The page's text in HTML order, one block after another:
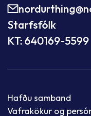
Starfsfólk
KT: 640169-5599
Hafðu samband
Vafrakökur og